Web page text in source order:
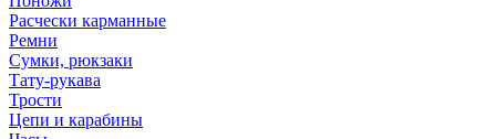
Расчески карманные
Ремни
Сумки, рюкзаки
Тату-рукава
Трости
Цепи и карабины